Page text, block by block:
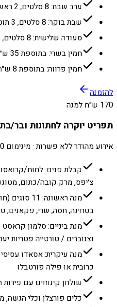
ערב שבת: 8 סלטים, 2 ראשונות, 3 תוספות, 3 בשרים
שבת בוקר: 8 סלטים, 3 תוספות, 3 בשרים
סעודה שלישית: 8 סלטים, דג מטוגן, פשטידת השף
חמין בשרי: בתוספת 35 ש״ח למנה
חמין פרווה: בתוספת 8 ש״ח לאדם
להזמנה
170 ש״ח למנה
תפריט יוקרה לחתונות ובר/
אירוע מהודר ללא פשרות · מינימום 100 מנות
קבלת פנים: לחוח/
צ׳יפס, מרק קובה/כתום,
מנה ראשונה:
בטחינה, חסה, שרי, פקאנים,
מנת ביניים: סלמון
וצנוברים / טורטייה פטריות
מנה עיקרית: אסאדו
כרובית או פילה פורטבלו
שולחן קינוחים עם פירות
כלים פורצלן וכלי הגשה,